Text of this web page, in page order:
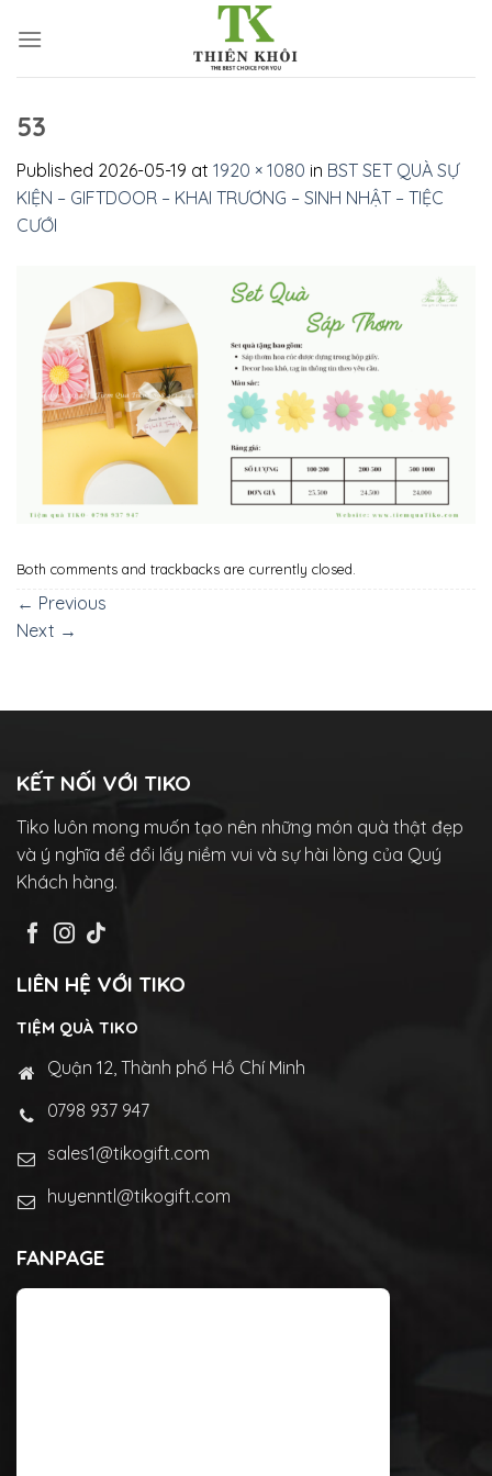
53
Published 2026-05-19 at 1920 × 1080 in BST SET QUÀ SỰ
KIỆN – GIFTDOOR – KHAI TRƯƠNG – SINH NHẬT – TIỆC
CƯỚI
Both comments and trackbacks are currently closed.
← Previous
Next →
KẾT NỐI VỚI TIKO
Tiko luôn mong muốn tạo nên những món quà thật đẹp
và ý nghĩa để đổi lấy niềm vui và sự hài lòng của Quý
Khách hàng.
LIÊN HỆ VỚI TIKO
TIỆM QUÀ TIKO
Quận 12, Thành phố Hồ Chí Minh
0798 937 947
sales1@tikogift.com
huyenntl@tikogift.com
FANPAGE